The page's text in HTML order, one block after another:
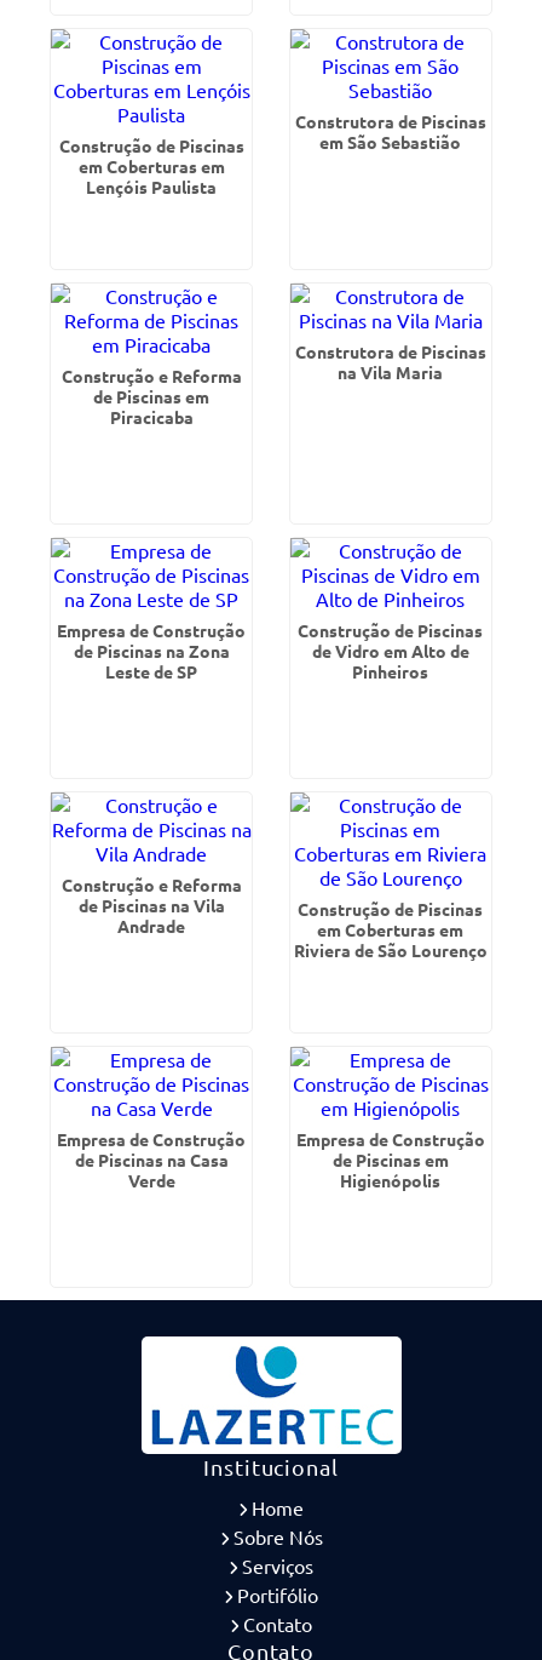
Construção de Piscinas
em Coberturas em
Lençóis Paulista
Construtora de Piscinas
em São Sebastião
Construção e Reforma
de Piscinas em
Piracicaba
Construtora de Piscinas
na Vila Maria
Empresa de Construção
de Piscinas na Zona
Leste de SP
Construção de Piscinas
de Vidro em Alto de
Pinheiros
Construção e Reforma
de Piscinas na Vila
Andrade
Construção de Piscinas
em Coberturas em
Riviera de São Lourenço
Empresa de Construção
de Piscinas na Casa
Verde
Empresa de Construção
de Piscinas em
Higienópolis
Institucional
Home
Sobre Nós
Serviços
Portifólio
Contato
Contato